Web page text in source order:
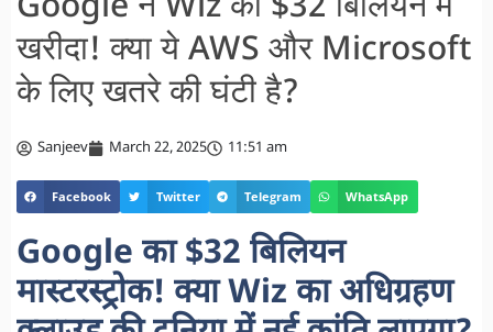
खरीदा! क्या ये AWS और Microsoft
के लिए खतरे की घंटी है?
Sanjeev March 22, 2025 11:51 am
Facebook Twitter Telegram WhatsApp
Google का $32 बिलियन
मास्टरस्ट्रोक! क्या Wiz का अधिग्रहण